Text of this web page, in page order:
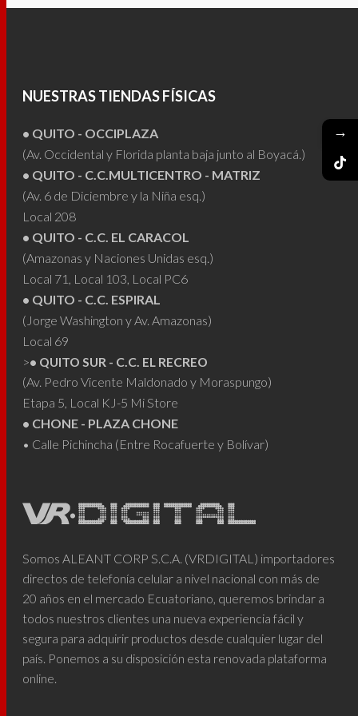
tiene
opciones
en
página
de
producto
NUESTRAS TIENDAS FÍSICAS
• QUITO - OCCIPLAZA
(Av. Occidental y Florida planta baja junto al Boyacá.)
• QUITO - C.C.MULTICENTRO - MATRIZ
(Av. 6 de Diciembre y la Niña esq.)
Local 208
• QUITO - C.C. EL CARACOL
(Amazonas y Naciones Unidas esq.)
Local 71, Local 103, Local PC6
• QUITO - C.C. ESPIRAL
(Jorge Washington y Av. Amazonas)
Local 69
>• QUITO SUR - C.C. EL RECREO
(Av. Pedro Vicente Maldonado y Moraspungo)
Etapa 5, Local KJ-5 Mi Store
• CHONE - PLAZA CHONE
• Calle Pichincha (Entre Rocafuerte y Bolívar)
Somos ALEANT CORP S.C.A. (VRDIGITAL) importadores
directos de telefonía celular a nivel nacional con más de
20 años en el mercado Ecuatoriano, queremos brindar a
todos nuestros clientes una nueva experiencia fácil y
segura para adquirir productos desde cualquier lugar del
país. Ponemos a su disposición esta renovada plataforma
online.
→